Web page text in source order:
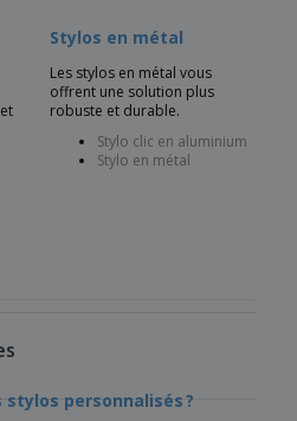
Stylos en métal
Les stylos en métal vous
offrent une solution plus
robuste et durable.
Stylo clic en aluminium
Stylo en métal
personnalisés ?